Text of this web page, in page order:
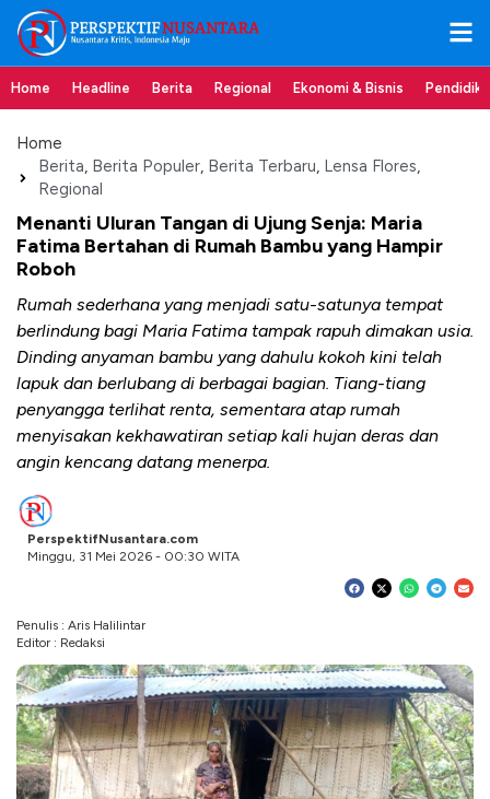
Home Headline Berita Regional Ekonomi & Bisnis
Home
Berita, Berita Populer, Berita Terbaru, Lensa Flores,
Regional
Menanti Uluran Tangan di Ujung Senja: Maria
Fatima Bertahan di Rumah Bambu yang Hampir
Roboh
Rumah sederhana yang menjadi satu-satunya tempat
berlindung bagi Maria Fatima tampak rapuh dimakan usia.
Dinding anyaman bambu yang dahulu kokoh kini telah
lapuk dan berlubang di berbagai bagian. Tiang-tiang
penyangga terlihat renta, sementara atap rumah
menyisakan kekhawatiran setiap kali hujan deras dan
angin kencang datang menerpa.
PerspektifNusantara.com
Minggu, 31 Mei 2026 - 00:30 WITA
Penulis : Aris Halilintar
Editor : Redaksi